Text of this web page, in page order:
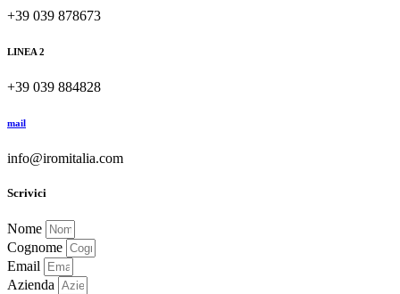
+39 039 878673
LINEA 2
+39 039 884828
mail
info@iromitalia.com
Scrivici
Nome
Cognome
Email
Azienda